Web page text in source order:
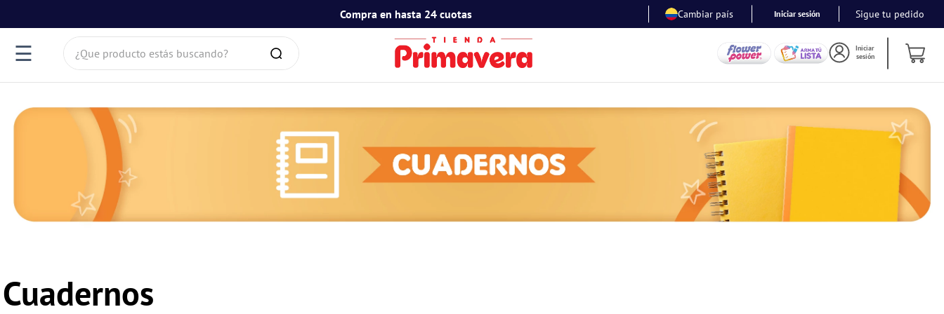
Compra en hasta 24 cuotas Cambiar país Iniciar sesión Sigue tu pedido
☰ ¿Que producto estás buscando?
Iniciar
sesión
Cuadernos
TÉRMINOS MÁS BUSCADOS
1.
toy story
2.
snoopy
4.
mafalda